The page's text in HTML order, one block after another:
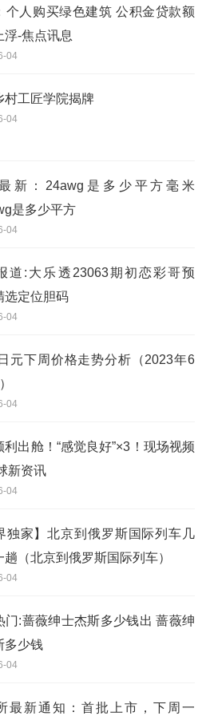
个人购买绿色建筑 公积金贷款额
浮-焦点讯息
04
村工匠学院揭牌
04
新：24awg是多少平方毫米
是多少平方
04
道:大乐透23063期初恋彩哥预
选定位胆码
04
元下周价格走势分析（2023年6
04
利出舱！“感觉良好”×3！现场视频
新资讯
04
独家】北京到俄罗斯国际列车几
趟（北京到俄罗斯国际列车）
04
门:蔷薇绅士杰斯多少钱出 蔷薇绅
多少钱
04
最新通知：首批上市，下周一